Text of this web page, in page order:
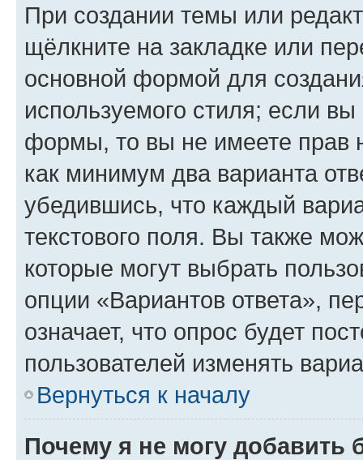
При создании темы или
щёлкните на закладке или
основной формой для
используемого стиля; если
формы, то вы не имеете прав
как минимум два варианта
убедившись, что каждый
текстового поля. Вы также
которые могут выбрать
опции «Вариантов ответа»,
означает, что опрос будет
пользователей изменять
Вернуться к началу
Почему я не могу добавить